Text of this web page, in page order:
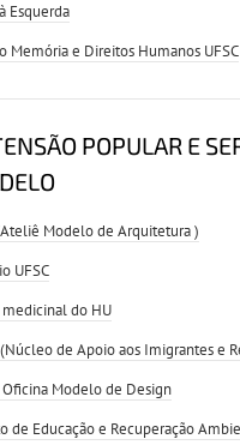
Esquerda
Memória e Direitos Humanos UFSC
POPULAR E
Modelo de Arquitetura )
UFSC
do HU
de Apoio aos Imigrantes e
Oficina Modelo de Design
de Educação e Recuperação